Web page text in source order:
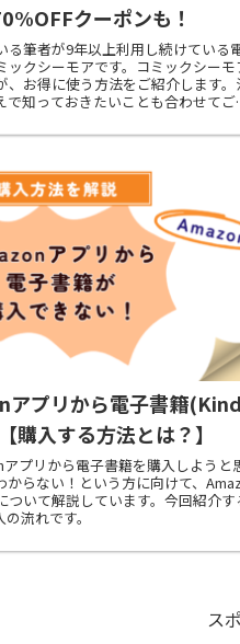
クーポンも！
る筆者が9年以上利用し続けている
ックシーモアです。コミックシーモ
、お得に使う方法をご紹介します。
で知っておきたいことも合わせてご
アプリから電子書籍
購入する方法とは？】
プリから電子書籍を購入しようと
からない！という方に向けて、
ついて解説しています。今回紹介す
流れです。
ス